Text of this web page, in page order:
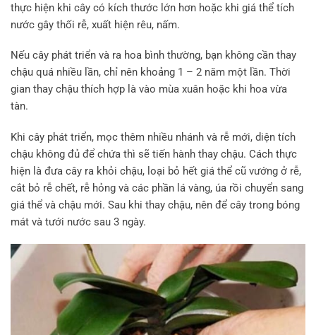
thực hiện khi cây có kích thước lớn hơn hoặc khi giá thể tích
nước gây thối rễ, xuất hiện rêu, nấm.
Nếu cây phát triển và ra hoa bình thường, bạn không cần thay
chậu quá nhiều lần, chỉ nên khoảng 1 – 2 năm một lần. Thời
gian thay chậu thích hợp là vào mùa xuân hoặc khi hoa vừa
tàn.
Khi cây phát triển, mọc thêm nhiều nhánh và rễ mới, diện tích
chậu không đủ để chứa thì sẽ tiến hành thay chậu. Cách thực
hiện là đưa cây ra khỏi chậu, loại bỏ hết giá thể cũ vướng ở rễ,
cắt bỏ rễ chết, rễ hỏng và các phần lá vàng, úa rồi chuyển sang
giá thể và chậu mới. Sau khi thay chậu, nên để cây trong bóng
mát và tưới nước sau 3 ngày.